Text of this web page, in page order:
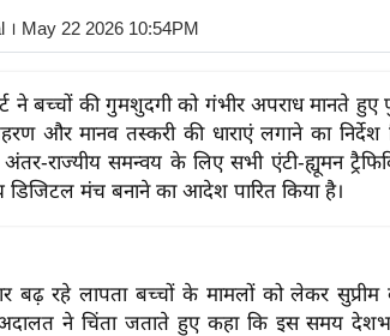
। May 22 2026 10:54PM
ने बच्चों की गुमशुदगी को गंभीर अपराध मानते हुए
और मानव तस्करी की धाराएं लगाने का
राज्यीय समन्वय के लिए सभी एंटी-ह्यूमन
डिजिटल मंच बनाने का आदेश पारित किया है।
बढ़ रहे लापता बच्चों के मामलों को लेकर
ने चिंता जताते हुए कहा कि इस समय